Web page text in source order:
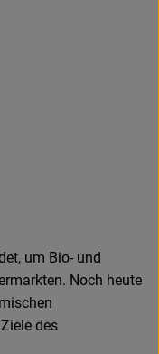
um Bio- und
Noch heute
des